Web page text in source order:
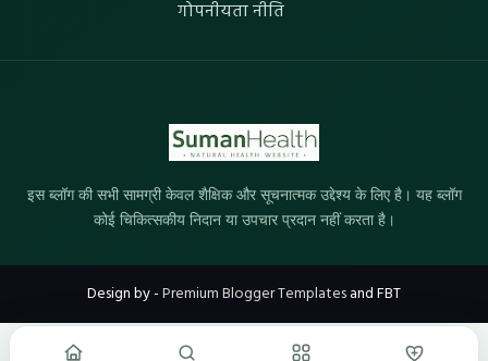
गोपनीयता नीति
इस ब्लॉग की सभी सामग्री केवल शैक्षिक और सूचनात्मक उद्देश्य के लिए है। यह ब्लॉग
कोई चिकित्सकीय निदान या उपचार प्रदान नहीं करता है।
Design by -Premium Blogger TemplatesandFBT